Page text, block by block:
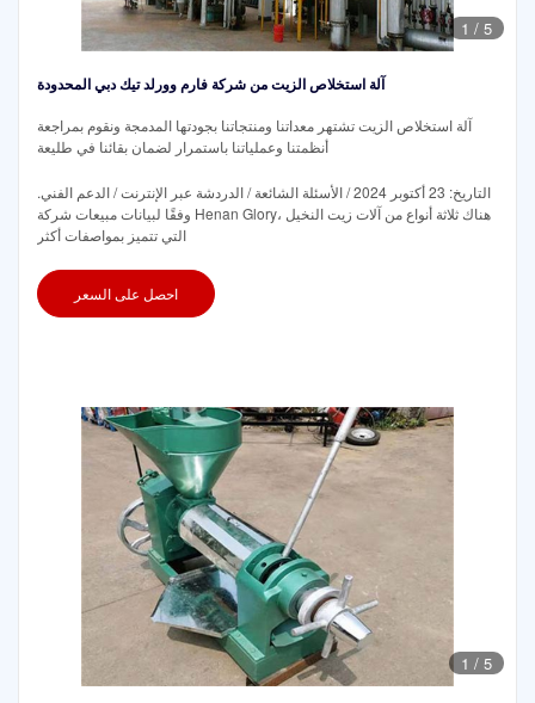
1 / 5
آلة استخلاص الزيت من شركة فارم وورلد تيك دبي المحدودة
آلة استخلاص الزيت تشتهر معداتنا ومنتجاتنا بجودتها المدمجة ونقوم بمراجعة
أنظمتنا وعملياتنا باستمرار لضمان بقائنا في طليعة
التاريخ: 23 أكتوبر 2024 / الأسئلة الشائعة / الدردشة عبر الإنترنت / الدعم الفني.
وفقًا لبيانات مبيعات شركة Henan Glory، هناك ثلاثة أنواع من آلات زيت النخيل
التي تتميز بمواصفات أكثر
احصل على السعر
1 / 5